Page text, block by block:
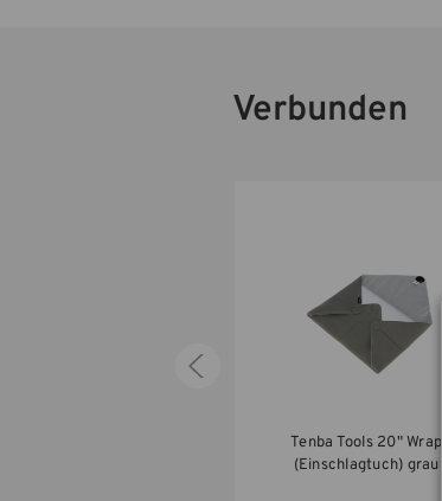
Verbunden
Tenba Tools 20" Wrap
(Einschlagtuch) grau